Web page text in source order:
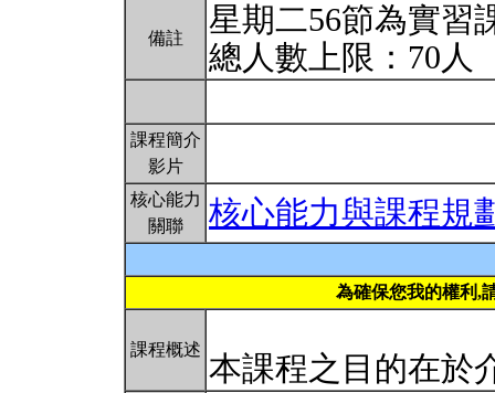
備註
星期二56節為實習
總人數上限：70人
課程簡介
影片
核心能力
關聯
核心能力與課程規
為確保您我的權利,
課程概述
本課程之目的在於